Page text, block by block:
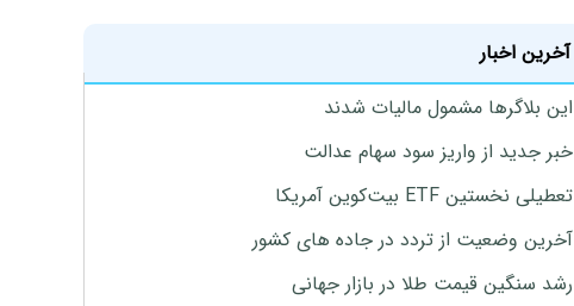
آخرین اخبار
این بلاگرها مشمول مالیات شدند
خبر جدید از واریز سود سهام عدالت
تعطیلی نخستین ETF بیت‌کوین آمریکا
آخرین وضعیت از تردد در جاده های کشور
رشد سنگین قیمت طلا در بازار جهانی